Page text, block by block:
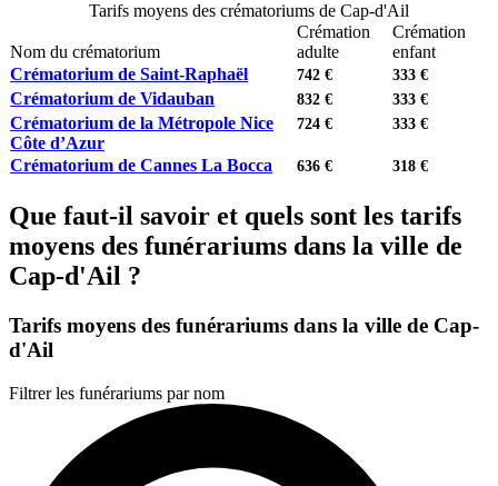
Tarifs moyens des crématoriums de Cap-d'Ail
Nom du crématorium
Crémation
adulte
Crémation
enfant
Crématorium de Saint-Raphaël
742 € 333 €
Crématorium de Vidauban 832 € 333 €
Crématorium de la Métropole Nice
Côte d’Azur
724 € 333 €
Crématorium de Cannes La Bocca 636 € 318 €
Que faut-il savoir et quels sont les tarifs
moyens des funérariums dans la ville de
Cap-d'Ail ?
Tarifs moyens des funérariums dans la ville de Cap-
d'Ail
Filtrer les funérariums par nom